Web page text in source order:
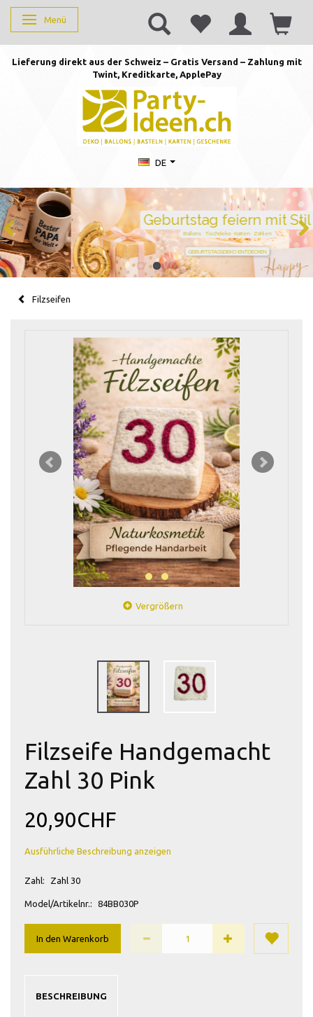
Anzeige ändern
Menü
Lieferung direkt aus der Schweiz – Gratis Versand – Zahlung mit
Twint, Kreditkarte, ApplePay
DE
Geburtstag feiern mit Stil
Ballons · Tischdeko · Karten · Zahlen
GEBURTSTAGSDEKO ENTDECKEN
Filzseifen
Vergrößern
Filzseife Handgemacht
Zahl 30 Pink
20,90CHF
Ausführliche Beschreibung anzeigen
Zahl: Zahl 30
Model/Artikelnr.: 84BB030P
In den Warenkorb
BESCHREIBUNG